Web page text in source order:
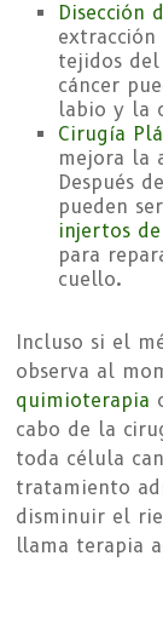
Disección
extracción
tejidos
cáncer
labio y la
Cirugía
mejora la
Después
pueden
injertos
para
cuello.
Incluso si el
observa al
quimioterapia
cabo de la
toda célula
tratamiento
disminuir el
llama terapia